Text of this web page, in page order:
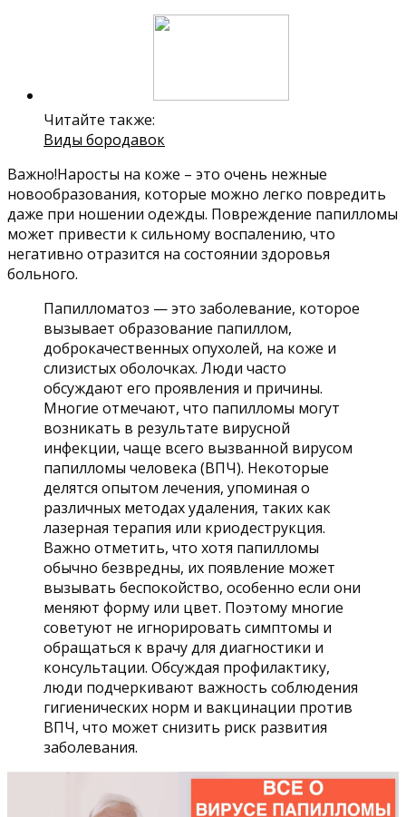
Читайте также:
Виды бородавок
Важно!Наросты на коже – это очень нежные
новообразования, которые можно легко повредить
даже при ношении одежды. Повреждение папилломы
может привести к сильному воспалению, что
негативно отразится на состоянии здоровья
больного.
Папилломатоз — это заболевание, которое
вызывает образование папиллом,
доброкачественных опухолей, на коже и
слизистых оболочках. Люди часто
обсуждают его проявления и причины.
Многие отмечают, что папилломы могут
возникать в результате вирусной
инфекции, чаще всего вызванной вирусом
папилломы человека (ВПЧ). Некоторые
делятся опытом лечения, упоминая о
различных методах удаления, таких как
лазерная терапия или криодеструкция.
Важно отметить, что хотя папилломы
обычно безвредны, их появление может
вызывать беспокойство, особенно если они
меняют форму или цвет. Поэтому многие
советуют не игнорировать симптомы и
обращаться к врачу для диагностики и
консультации. Обсуждая профилактику,
люди подчеркивают важность соблюдения
гигиенических норм и вакцинации против
ВПЧ, что может снизить риск развития
заболевания.